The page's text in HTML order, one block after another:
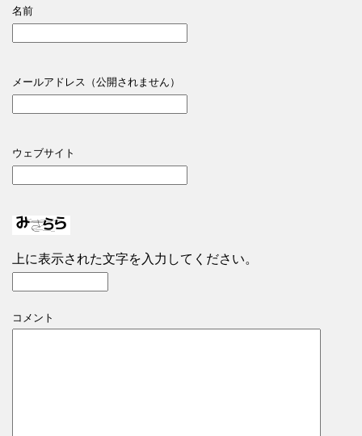
名前
メールアドレス（公開されません）
ウェブサイト
上に表示された文字を入力してください。
コメント